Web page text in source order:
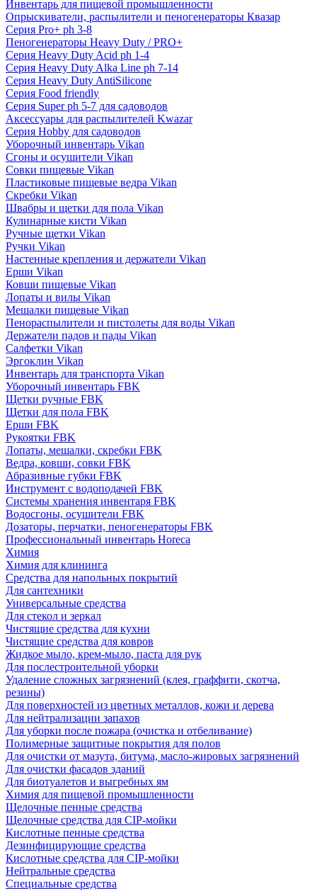
Инвентарь для пищевой промышленности
Опрыскиватели, распылители и пеногенераторы Квазар
Серия Pro+ ph 3-8
Пеногенераторы Heavy Duty / PRO+
Серия Heavy Duty Acid ph 1-4
Серия Heavy Duty Alka Line ph 7-14
Серия Heavy Duty AntiSilicone
Серия Food friendly
Серия Super ph 5-7 для садоводов
Аксессуары для распылителей Kwazar
Серия Hobby для садоводов
Уборочный инвентарь Vikan
Сгоны и осушители Vikan
Совки пищевые Vikan
Пластиковые пищевые ведра Vikan
Скребки Vikan
Швабры и щетки для пола Vikan
Кулинарные кисти Vikan
Ручные щетки Vikan
Ручки Vikan
Настенные крепления и держатели Vikan
Ерши Vikan
Ковши пищевые Vikan
Лопаты и вилы Vikan
Мешалки пищевые Vikan
Пенораспылители и пистолеты для воды Vikan
Держатели падов и пады Vikan
Салфетки Vikan
Эргоклин Vikan
Инвентарь для транспорта Vikan
Уборочный инвентарь FBK
Щетки ручные FBK
Щетки для пола FBK
Ерши FBK
Рукоятки FBK
Лопаты, мешалки, скребки FBK
Ведра, ковши, совки FBK
Абразивные губки FBK
Инструмент с водоподачей FBK
Системы хранения инвентаря FBK
Водосгоны, осушители FBK
Дозаторы, перчатки, пеногенераторы FBK
Профессиональный инвентарь Horeca
Химия
Химия для клининга
Средства для напольных покрытий
Для сантехники
Универсальные средства
Для стекол и зеркал
Чистящие средства для кухни
Чистящие средства для ковров
Жидкое мыло, крем-мыло, паста для рук
Для послестроительной уборки
Удаление сложных загрязнений (клея, граффити, скотча,
резины)
Для поверхностей из цветных металлов, кожи и дерева
Для нейтрализации запахов
Для уборки после пожара (очистка и отбеливание)
Полимерные защитные покрытия для полов
Для очистки от мазута, битума, масло-жировых загрязнений
Для очистки фасадов зданий
Для биотуалетов и выгребных ям
Химия для пищевой промышленности
Щелочные пенные средства
Щелочные средства для CIP-мойки
Кислотные пенные средства
Дезинфицирующие средства
Кислотные средства для CIP-мойки
Нейтральные средства
Специальные средства